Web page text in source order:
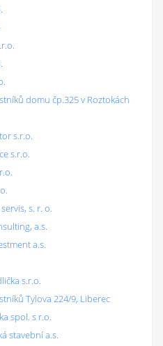
domu čp.325 v Roztokách
s.r.o.
s.r.o.
s. r. o.
a.s.
a.s.
s.r.o.
Tylova 224/9, Liberec
spol. s r.o.
stavební a.s.